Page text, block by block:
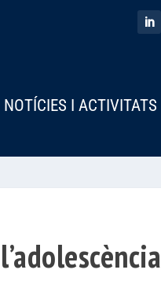
NOTÍCIES I ACTIVITATS